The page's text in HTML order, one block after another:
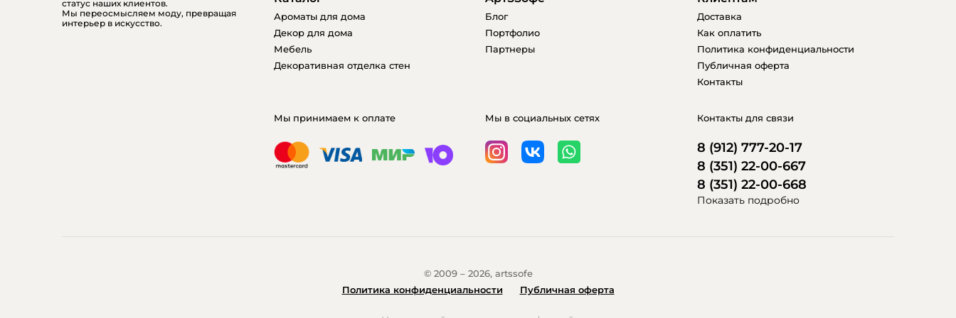
статус наших клиентов.
Мы переосмысляем моду, превращая
интерьер в искусство.
Ароматы для дома
Декор для дома
Мебель
Декоративная отделка стен
Блог
Портфолио
Партнеры
Доставка
Как оплатить
Политика конфиденциальности
Публичная оферта
Контакты
Мы принимаем к оплате Мы в социальных сетях Контакты для связи
8 (912) 777-20-17
8 (351) 22-00-667
8 (351) 22-00-668
Показать подробно
© 2009 – 2026, artssofe
Политика конфиденциальности
Публичная оферта